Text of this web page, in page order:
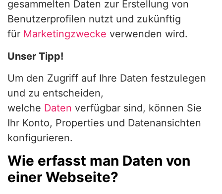
gesammelten Daten zur Erstellung von
Benutzerprofilen nutzt und zukünftig
für Marketingzwecke verwenden wird.
Unser Tipp!
Um den Zugriff auf Ihre Daten festzulegen
und zu entscheiden,
welche Daten verfügbar sind, können Sie
Ihr Konto, Properties und Datenansichten
konfigurieren.
Wie erfasst man Daten von
einer Webseite?